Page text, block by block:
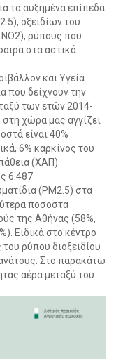
τα αυξημένα επίπεδα
οξειδίων του
ΝΟ2), ρύπους που
στα αστικά
και Υγεία
που δείχνουν την
των ετών 2014-
χώρα μας αγγίζει
είναι 40%
6% καρκίνος του
(ΧΑΠ).
6.487
(ΡΜ2.5) στα
ποσοστά
της Αθήνας (58%,
Ειδικά στο κέντρο
ρύπου διοξειδίου
Στο παρακάτω
αέρα μεταξύ του